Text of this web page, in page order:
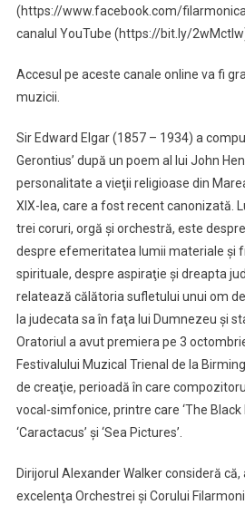
(https://www.facebook.com/
canalul YouTube (https://bit.ly/
Accesul pe aceste canale online va fi
muzicii.
Sir Edward Elgar (1857 – 1934) a
Gerontius’ după un poem al lui John
personalitate a vieţii religioase din
XIX-lea, care a fost recent canonizată.
trei coruri, orgă şi orchestră, este
despre efemeritatea lumii materiale şi
spirituale, despre aspiraţie şi dreapta
relatează călătoria sufletului unui om
la judecata sa în faţa lui Dumnezeu şi
Oratoriul a avut premiera pe 3
Festivalului Muzical Trienal de la
de creaţie, perioadă în care
vocal-simfonice, printre care ‘The Black
‘Caractacus’ şi ‘Sea Pictures’.
Dirijorul Alexander Walker consideră că,
excelenţa Orchestrei şi Corului